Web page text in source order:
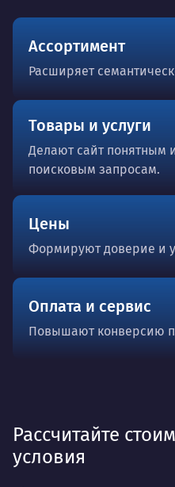
Ассортимент
Расширяет
Товары и услуги
Делают сайт понятным
поисковым запросам.
Цены
Формируют доверие и
Оплата и сервис
Повышают конверсию
Рассчитайте
условия